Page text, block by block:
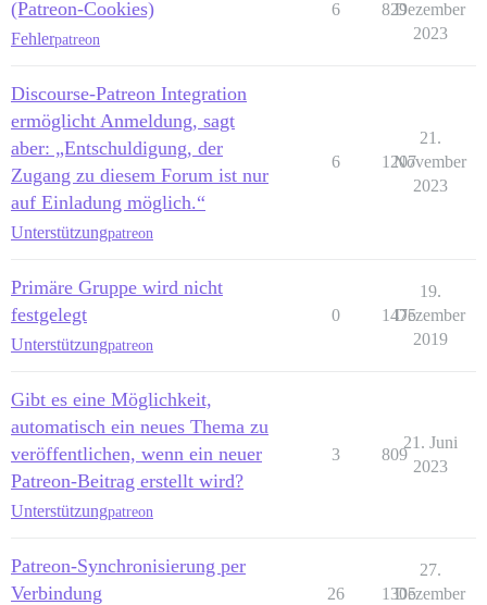
(Patreon-Cookies)
Fehlerpatreon
6 829Dezember
2023
Discourse-Patreon Integration
ermöglicht Anmeldung, sagt
aber: „Entschuldigung, der
Zugang zu diesem Forum ist nur
auf Einladung möglich.“
Unterstützungpatreon
6 1207
21.
November
2023
Primäre Gruppe wird nicht
festgelegt
Unterstützungpatreon
0 1475
19.
Dezember
2019
Gibt es eine Möglichkeit,
automatisch ein neues Thema zu
veröffentlichen, wenn ein neuer
Patreon-Beitrag erstellt wird?
Unterstützungpatreon
3 809
21. Juni
2023
Patreon-Synchronisierung per
Verbindung
26 1305
27.
Dezember